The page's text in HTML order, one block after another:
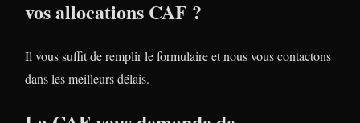
vos allocations CAF ?
Il vous suffit de remplir le formulaire et nous vous contactons
dans les meilleurs délais.